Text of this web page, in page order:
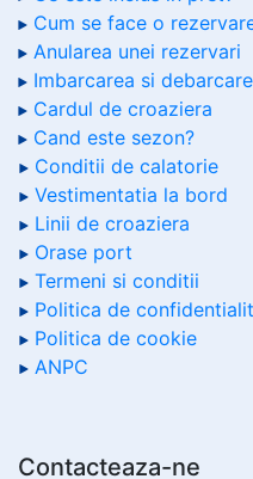
Cum se face o
Anularea unei rezervari
Imbarcarea si
Cardul de croaziera
Cand este sezon?
Conditii de calatorie
Vestimentatia la bord
Linii de croaziera
Orase port
Termeni si conditii
Politica de
Politica de cookie
ANPC
Contacteaza-ne